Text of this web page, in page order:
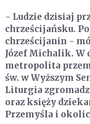
- Ludzie dzisiaj
chrześcijańsku.
chrześcijanin -
Józef Michalik.
metropolita
św. w Wyższym
Liturgia
oraz księży
Przemyśla i